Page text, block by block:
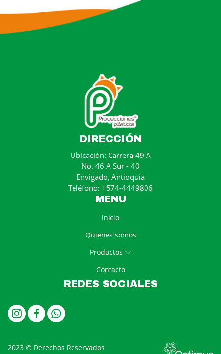
DIRECCIÓN
Ubicación: Carrera 49 A
No. 46 A Sur - 40
Envigado, Antioquia
Teléfono: +574-4449806
MENU
Inicio
Quienes somos
Productos
Contacto
REDES SOCIALES
2023 © Derechos Reservados